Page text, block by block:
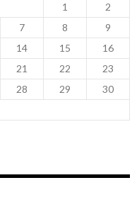
1
2
7 8
9
14 15
16
21 22
23
28 29
30